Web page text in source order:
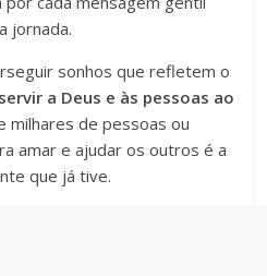
jornada.
sonhos que refletem o
servir a Deus e às pessoas ao
milhares de pessoas ou
amar e ajudar os outros é a
que já tive.